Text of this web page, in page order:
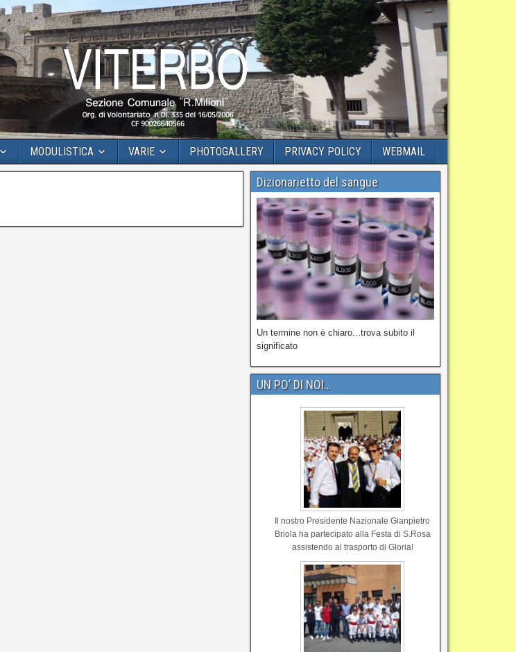
MODULISTICA VARIE PHOTOGALLERY PRIVACY POLICY WEBMAIL
Dizionarietto del sangue
Un termine non è chiaro...trova subito il
significato
UN PO’ DI NOI…
Il nostro Presidente Nazionale Gianpietro
Briola ha partecipato alla Festa di S.Rosa
assistendo al trasporto di Gloria!